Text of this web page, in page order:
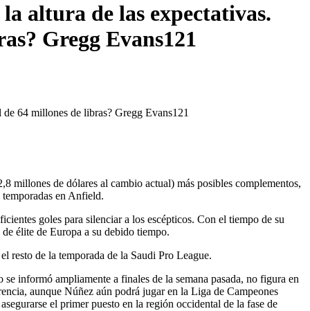
altura de las expectativas.
Gregg Evans121
millones de dólares al cambio actual) más posibles complementos,
temporadas en Anfield.
goles para silenciar a los escépticos. Con el tiempo de su
élite de Europa a su debido tiempo.
resto de la temporada de la Saudi Pro League.
informó ampliamente a finales de la semana pasada, no figura en
aunque Núñez aún podrá jugar en la Liga de Campeones
el primer puesto en la región occidental de la fase de